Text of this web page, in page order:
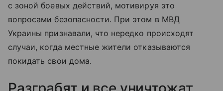
с зоной боевых действий, мотивируя это
вопросами безопасности. При этом в МВД
Украины признавали, что нередко происходят
случаи, когда местные жители отказываются
покидать свои дома.